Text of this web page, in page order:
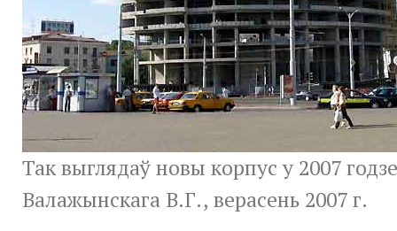
Так выглядаў новы корпус у 2007
Валажынскага В.Г., верасень 2007 г.